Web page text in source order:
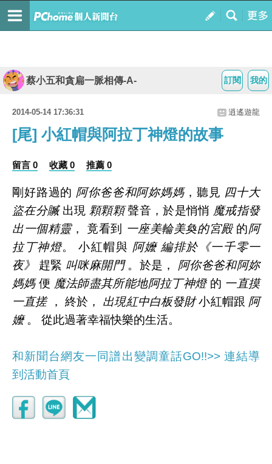
我的
訂閱
蔡小五和貪扁一脈相傳-A-
2014-05-14 17:36:31 逍遙遊龍
[尾] 小紅帽與阿拉丁神燈的故事
留言 0 收藏 0 推薦 0
剛好路過的 阿你爸爸和阿妳媽媽，聽見 四十大
盜在分贓出現 顆顆顆聲音，於是悄悄 魔戒指發
出一個精靈， 竟看到 一座美輪美奐的宮殿的阿
拉丁神燈。 小紅帽與 阿嬤 編排於《一千零一
夜》
趕緊 叫咪麻開門。於是， 阿你爸爸和阿妳
媽媽便 魔法師盡其所能地阿拉丁神燈的 一直摸
一直搓， 終於， 出現紅中白板發財小紅帽跟 阿
嬤。 從此過著幸福快樂的生活。
和新聞台網友一同譜出變調童話GO!!>> 連結導
到活動首頁